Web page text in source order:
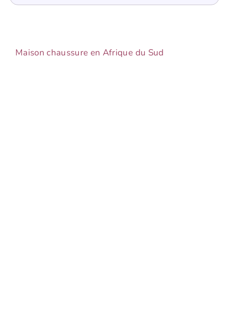
Maison chaussure en Afrique du Sud